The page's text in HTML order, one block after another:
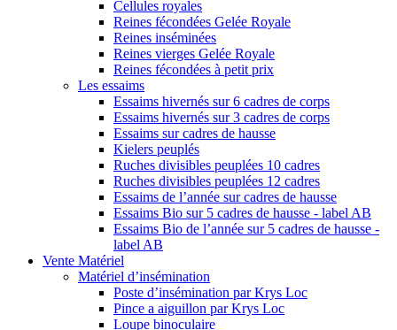
Cellules royales
Reines fécondées Gelée Royale
Reines inséminées
Reines vierges Gelée Royale
Reines fécondées à petit prix
Les essaims
Essaims hivernés sur 6 cadres de corps
Essaims hivernés sur 3 cadres de corps
Essaims sur cadres de hausse
Kielers peuplés
Ruches divisibles peuplées 10 cadres
Ruches divisibles peuplées 12 cadres
Essaims de l’année sur cadres de hausse
Essaims Bio sur 5 cadres de hausse - label AB
Essaims Bio de l’année sur 5 cadres de hausse -
label AB
Vente Matériel
Matériel d’insémination
Poste d’insémination par Krys Loc
Pince a aiguillon par Krys Loc
Loupe binoculaire